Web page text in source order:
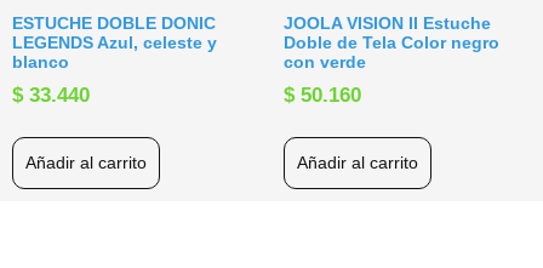
ESTUCHE DOBLE DONIC
LEGENDS Azul, celeste y
blanco
$33.440
Añadir al carrito
JOOLA VISION II Estuche
Doble de Tela Color negro
con verde
$50.160
Añadir al carrito